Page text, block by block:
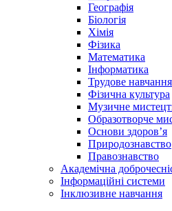
Географія
Біологія
Хімія
Фізика
Математика
Інформатика
Трудове навчання
Фізична культура
Музичне
Образотворче
Основи здоров’я
Природознавство
Правознавство
Академічна
Інформаційні системи
Інклюзивне навчання